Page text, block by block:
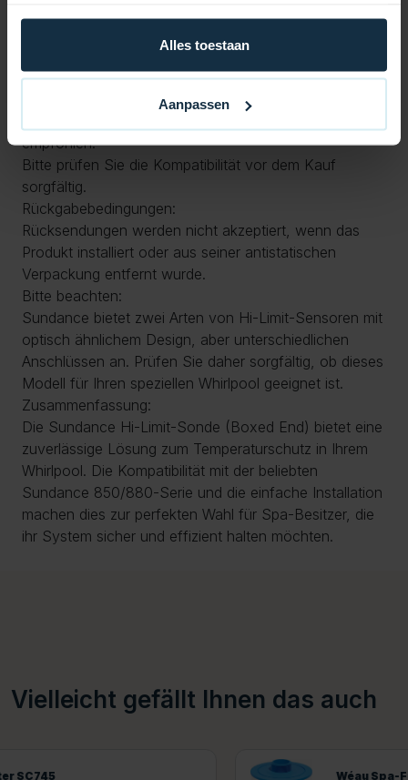
Alles toestaan
Aanpassen
Installation und wichtige Hinweise:
empfohlen.
Bitte prüfen Sie die Kompatibilität vor dem Kauf
sorgfältig.
Rückgabebedingungen:
Rücksendungen werden nicht akzeptiert, wenn das
Produkt installiert oder aus seiner antistatischen
Verpackung entfernt wurde.
Bitte beachten:
Sundance bietet zwei Arten von Hi-Limit-Sensoren mit
optisch ähnlichem Design, aber unterschiedlichen
Anschlüssen an. Prüfen Sie daher sorgfältig, ob dieses
Modell für Ihren speziellen Whirlpool geeignet ist.
Zusammenfassung:
Die Sundance Hi-Limit-Sonde (Boxed End) bietet eine
zuverlässige Lösung zum Temperaturschutz in Ihrem
Whirlpool. Die Kompatibilität mit der beliebten
Sundance 850/880-Serie und die einfache Installation
machen dies zur perfekten Wahl für Spa-Besitzer, die
ihr System sicher und effizient halten möchten.
Vielleicht gefällt Ihnen das auch